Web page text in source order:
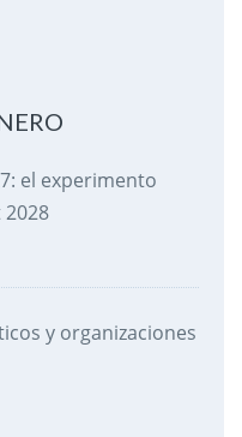
el experimento
2028
y organizaciones